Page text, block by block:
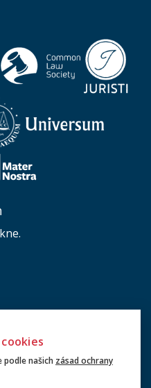
se k odběru
kontaktu.
podle našich zásad ochrany